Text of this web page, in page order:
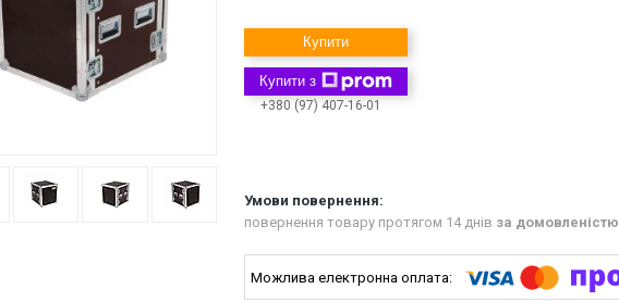
Купити
Купити з
+380 (97) 407-16-01
повернення товару протягом 14 днів за домовленістю